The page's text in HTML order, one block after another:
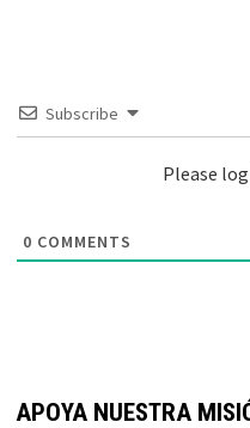
Subscribe
Please
0 COMMENTS
APOYA NUESTRA